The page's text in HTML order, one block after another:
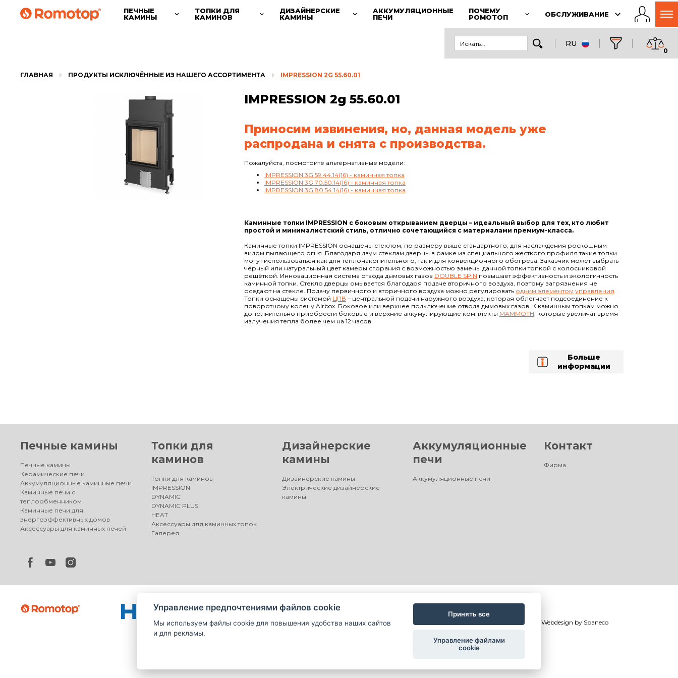
ПЕЧНЫЕ
КАМИНЫ
ТОПКИ ДЛЯ
КАМИНОВ
ДИЗАЙНЕРСКИЕ
КАМИНЫ
АККУМУЛЯЦИОННЫЕ
ПЕЧИ
ПОЧЕМУ
РОМОТОП
ОБСЛУЖИВАНИЕ
RU
0
ГЛАВНАЯ ПРОДУКТЫ ИСКЛЮЧЁННЫЕ ИЗ НАШЕГО АССОРТИМЕНТА IMPRESSION 2G 55.60.01
IMPRESSION 2g 55.60.01
Приносим извинения, но, данная модель уже
распродана и снята с производства.
Пожалуйста, посмотрите альтернативные модели:
IMPRESSION 3G 59.44.14(16) - каминная топка
IMPRESSION 3G 70.50.14(16) - каминная топка
IMPRESSION 3G 80.54.14(16) - каминная топка
Каминные топки IMPRESSION с боковым открыванием дверцы – идеальный выбор для тех, кто любит
простой и минималистский стиль, отлично сочетающийся с материалами премиум-класса.
Каминные топки IMPRESSION оснащены стеклом, по размеру выше стандартного, для наслаждения роскошным
видом пылающего огня. Благодаря двум стеклам дверцы в рамке из специального жесткого профиля такие топки
могут использоваться как для теплонакопительного, так и для конвекционного обогрева. Заказчик может выбрать
чёрный или натуральный цвет камеры сгорания с возможностью замены данной топки топкой с колосниковой
решёткой. Инновационная система отвода дымовых газов DOUBLE SPIN повышает эффективность и экологичность
каминной топки. Стекло дверцы омывается благодаря подаче вторичного воздуха, поэтому загрязнения не
оседают на стекле. Подачу первичного и вторичного воздуха можно регулировать одним элементом управления.
Топки оснащены системой ЦПВ – центральной подачи наружного воздуха, которая облегчает подсоединение к
поворотному колену Airbox. Боковое или верхнее подключение отвода дымовых газов. К каминным топкам можно
дополнительно приобрести боковые и верхние аккумулирующие комплекты MAMMOTH, которые увеличат время
излучения тепла более чем на 12 часов.
Больше
информации
Печные камины
Печные камины
Керамические печи
Аккумуляционные каминные печи
Каминные печи с
теплообменником
Каминные печи для
энергоэффективных домов
Аксессуары для каминных печей
Топки для
каминов
Топки для каминов
IMPRESSION
DYNAMIC
DYNAMIC PLUS
HEAT
Аксессуары для каминных топок
Галерея
Дизайнерские
камины
Дизайнерские камины
Электрические дизайнерские
камины
Аккумуляционные
печи
Аккумуляционные печи
Контакт
Фирма
2026 Webdesign by Spaneco
Управление предпочтениями файлов cookie
Мы используем файлы cookie для повышения удобства наших сайтов
и для рекламы.
Принять все
Управление файлами
cookie